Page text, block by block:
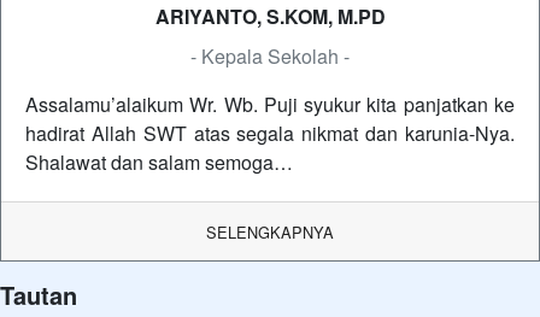
ARIYANTO, S.KOM, M.PD
- Kepala Sekolah -
Assalamu’alaikum Wr. Wb. Puji syukur kita panjatkan ke
hadirat Allah SWT atas segala nikmat dan karunia-Nya.
Shalawat dan salam semoga…
SELENGKAPNYA
Tautan